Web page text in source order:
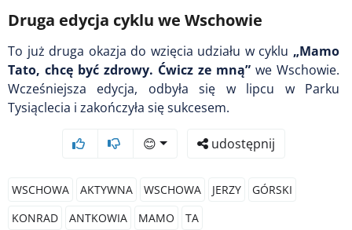
Druga edycja cyklu we Wschowie
To już druga okazja do wzięcia udziału w cyklu „Mamo
Tato, chcę być zdrowy. Ćwicz ze mną” we Wschowie.
Wcześniejsza edycja, odbyła się w lipcu w Parku
Tysiąclecia i zakończyła się sukcesem.
😊 udostępnij
WSCHOWA AKTYWNA WSCHOWA JERZY
GÓRSKI
KONRAD
ANTKOWIA MAMO TA